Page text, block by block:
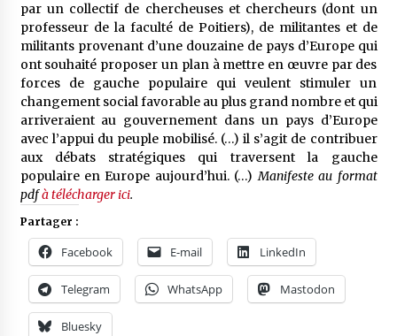
par un collectif de chercheuses et chercheurs (dont un
professeur de la faculté de Poitiers), de militantes et de
militants provenant d’une douzaine de pays d’Europe qui
ont souhaité proposer un plan à mettre en œuvre par des
forces de gauche populaire qui veulent stimuler un
changement social favorable au plus grand nombre et qui
arriveraient au gouvernement dans un pays d’Europe
avec l’appui du peuple mobilisé. (…) il s’agit de contribuer
aux débats stratégiques qui traversent la gauche
populaire en Europe aujourd’hui. (…)Manifeste au format
pdfà télécharger ici.
Partager :
Facebook E-mail LinkedIn
Telegram WhatsApp Mastodon
Bluesky